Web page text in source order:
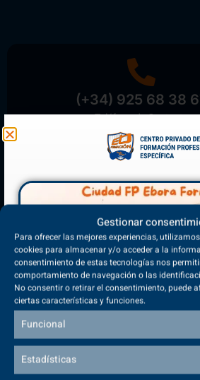
Gestionar
Para ofrecer las mejores experiencias,
cookies para almacenar y/o acceder a la
consentimiento de estas tecnologías nos
comportamiento de navegación o las
No consentir o retirar el consentimiento, puede
ciertas características y funciones.
Funcional
Estadísticas
(+34) 925 68 38
Teléfono de Contacto
Matriculación
¡Reserva tu plaza ahora!
Polígono Sector VI, 45683,